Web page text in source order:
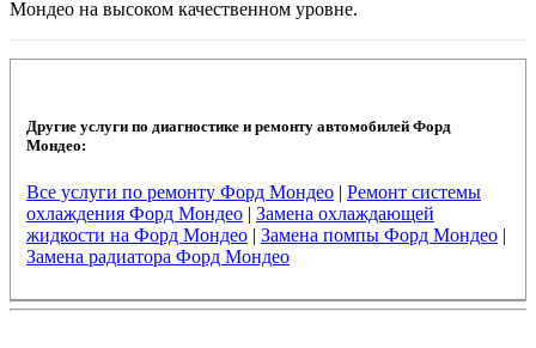
Мондео на высоком качественном уровне.
Другие услуги по диагностике и ремонту автомобилей Форд
Мондео:
Все услуги по ремонту Форд Мондео| Ремонт системы
охлаждения Форд Мондео| Замена охлаждающей
жидкости на Форд Мондео| Замена помпы Форд Мондео|
Замена радиатора Форд Мондео